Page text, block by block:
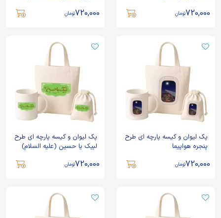
720,000تومان 720,000تومان
پک لیوان و کیسه پارچه ای طرح
پنجره هواپیما
720,000تومان
پک لیوان و کیسه پارچه ای طرح
لبیک یا حسین (علیه السلام)
720,000تومان